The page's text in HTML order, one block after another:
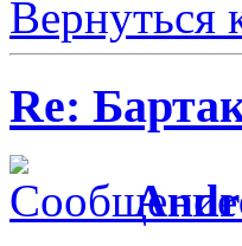
Вернуться
Re: